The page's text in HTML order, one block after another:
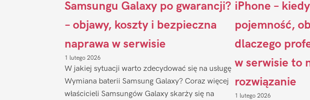
Samsungu Galaxy po gwarancji?
– objawy, koszty i bezpieczna
naprawa w serwisie
1 lutego 2026
W jakiej sytuacji warto zdecydować się na usługę
Wymiana baterii Samsung Galaxy? Coraz więcej
właścicieli Samsungów Galaxy skarży się na
iPhone –
pojemność,
dlaczego
w serwisie to
rozwiązanie
1 lutego 2026